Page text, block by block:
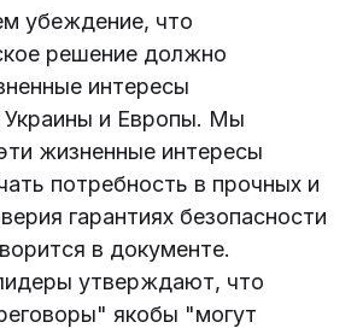
убеждение, что
решение должно
интересы
Украины и Европы. Мы
жизненные интересы
потребность в прочных и
гарантиях безопасности
в документе.
утверждают, что
якобы "могут